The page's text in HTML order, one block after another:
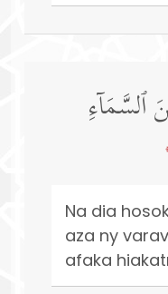
ٱلسَّمَاۤءِ
Na dia
aza ny
afaka